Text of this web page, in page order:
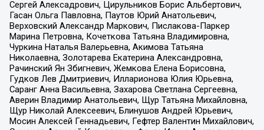
Сергей Алексадрович, Цирульников Борис Альбертович,
Гасан Ольга Павловна, Паутов Юрий Анатольевич,
Верховский Александр Маркович, Пислакова-Паркер
Марина Петровна, Кочеткова Татьяна Владимировна,
Чуркина Наталья Валерьевна, Акимова Татьяна
Николаевна, Золотарева Екатерина Александровна,
Рачинский Ян Збигневич, Жемкова Елена Борисовна,
Гудков Лев Дмитриевич, Илларионова Юлия Юрьевна,
Саранг Анна Васильевна, Захарова Светлана Сергеевна,
Аверин Владимир Анатольевич, Щур Татьяна Михайловна,
Щур Николай Алексеевич, Блинушов Андрей Юрьевич,
Мосин Алексей Геннадьевич, Гефтер Валентин Михайлович,